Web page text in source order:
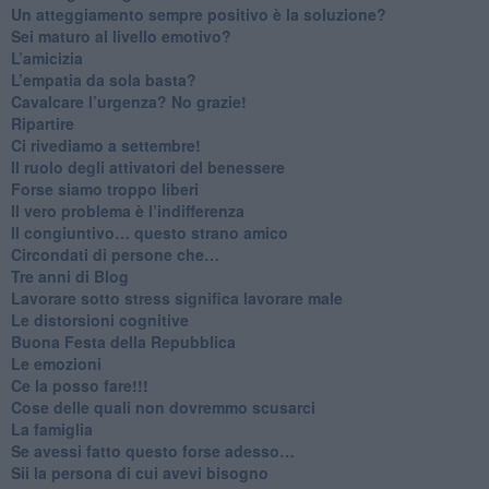
​Un atteggiamento sempre positivo è la soluzione?
​Sei maturo al livello emotivo?
​L’amicizia
​L’empatia da sola basta?
​Cavalcare l’urgenza? No grazie!
Ripartire
​Ci rivediamo a settembre!
​Il ruolo degli attivatori del benessere
​Forse siamo troppo liberi
​Il vero problema è l’indifferenza
​Il congiuntivo… questo strano amico
​Circondati di persone che…
​Tre anni di Blog
​Lavorare sotto stress significa lavorare male
​Le distorsioni cognitive
​Buona Festa della Repubblica
Le emozioni
​Ce la posso fare!!!
​Cose delle quali non dovremmo scusarci
​La famiglia
​Se avessi fatto questo forse adesso…
​Sii la persona di cui avevi bisogno